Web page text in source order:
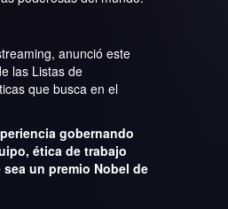
anunció este
las Listas de
que busca en el
gobernando
ética de trabajo
un premio Nobel de